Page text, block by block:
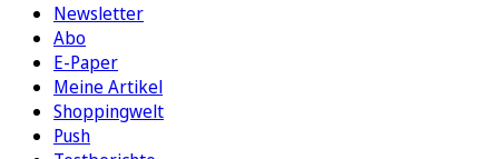
Newsletter
Abo
E-Paper
Meine Artikel
Shoppingwelt
Push